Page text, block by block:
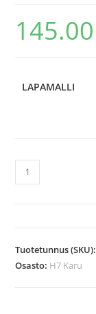
145.00
LAPAMALLI
H7
Karu,
määrä
Tuotetunnus (SKU):
Osasto: H7 Karu